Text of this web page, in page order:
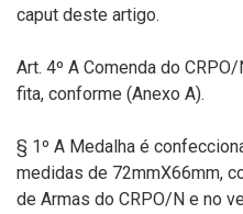
caput deste artigo.
Art. 4º A Comenda do
fita, conforme (Anexo A).
§ 1º A Medalha é
medidas de 72mmX66mm,
de Armas do CRPO/N e no